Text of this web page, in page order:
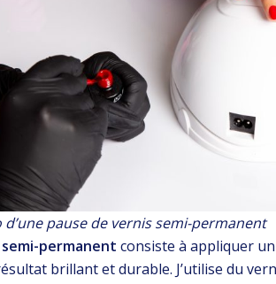
d’une pause de vernis semi-permanent
permanent consiste à appliquer
brillant et durable. J’utilise du